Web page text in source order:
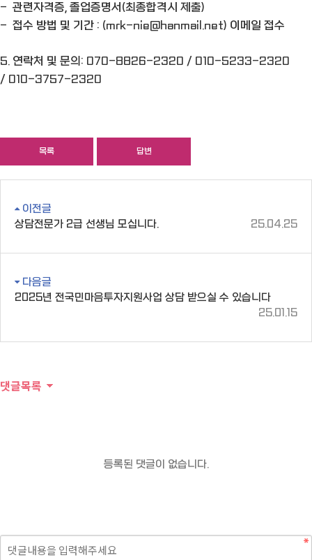
- 관련자격증, 졸업증명서(최종합격시 제출)
- 접수 방법 및 기간 : (mrk-nie@hanmail.net) 이메일 접수
5. 연락처 및 문의: 070-8826-2320 / 010-5233-2320
/ 010-3757-2320
목록 답변
이전글
상담전문가 2급 선생님 모십니다.
25.04.25
다음글
2025년 전국민마음투자지원사업 상담 받으실 수 있습니다
25.01.15
댓글목록
등록된 댓글이 없습니다.